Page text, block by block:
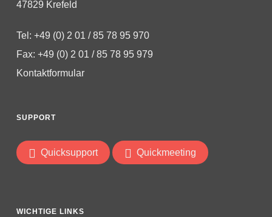
47829 Krefeld
Tel: +49 (0) 2 01 / 85 78 95 970
Fax: +49 (0) 2 01 / 85 78 95 979
Kontaktformular
SUPPORT
Quicksupport Quickmeeting
WICHTIGE LINKS